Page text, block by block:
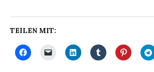
TEILEN MIT: